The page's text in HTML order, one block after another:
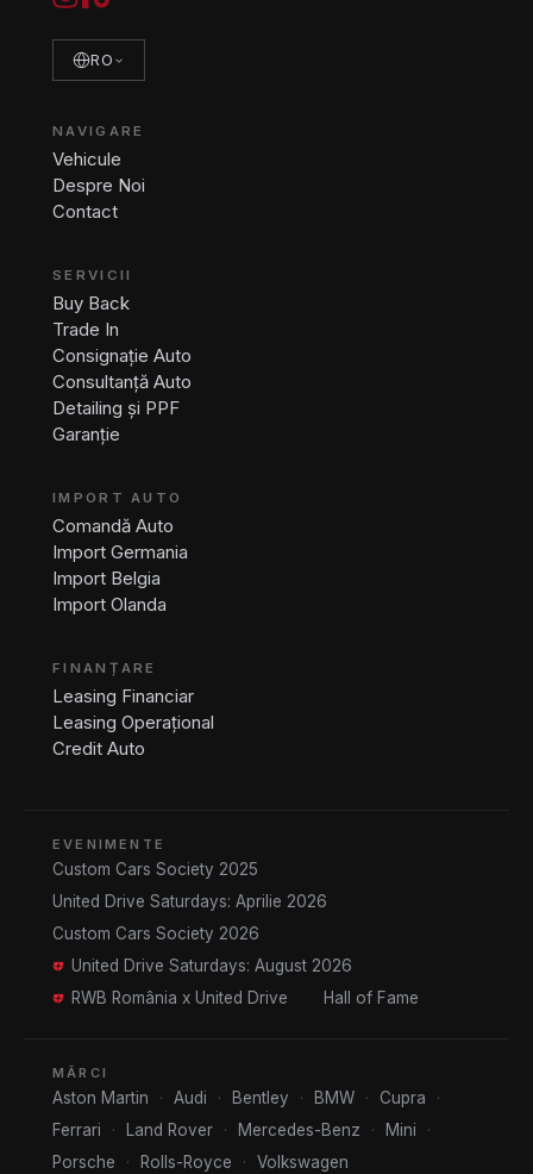
RO
NAVIGARE
Vehicule
Despre Noi
Contact
SERVICII
Buy Back
Trade In
Consignație Auto
Consultanță Auto
Detailing și PPF
Garanție
IMPORT AUTO
Comandă Auto
Import Germania
Import Belgia
Import Olanda
FINANȚARE
Leasing Financiar
Leasing Operațional
Credit Auto
EVENIMENTE
Custom Cars Society 2025
United Drive Saturdays: Aprilie 2026
Custom Cars Society 2026
United Drive Saturdays: August 2026
RWB România x United Drive
Hall of Fame
MĂRCI
Aston Martin · Audi · Bentley · BMW · Cupra
·
Ferrari
· Land Rover · Mercedes-Benz · Mini
·
Porsche
· Rolls-Royce · Volkswagen